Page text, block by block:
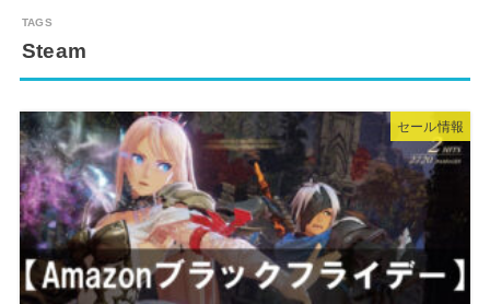
Steam
セール情報